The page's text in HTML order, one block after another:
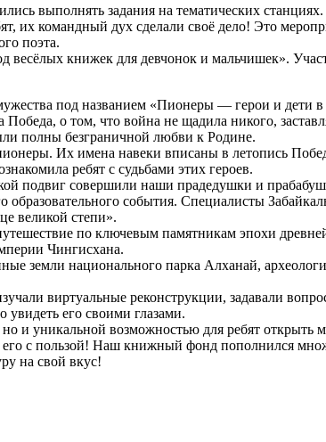
выполнять задания на тематических
их командный дух сделали своё дело! Это
поэта.
книжек для девчонок и мальчишек».
под названием «Пионеры — герои и дети
о том, что война не щадила никого,
полны безграничной любви к Родине.
Их имена навеки вписаны в летопись
ребят с судьбами этих героев.
подвиг совершили наши прадедушки и
события. Специалисты
великой степи».
по ключевым памятникам эпохи
Чингисхана.
земли национального парка Алханай,
виртуальные реконструкции, задавали
его своими глазами.
и уникальной возможностью для ребят открыть
с пользой! Наш книжный фонд пополнился
на свой вкус!